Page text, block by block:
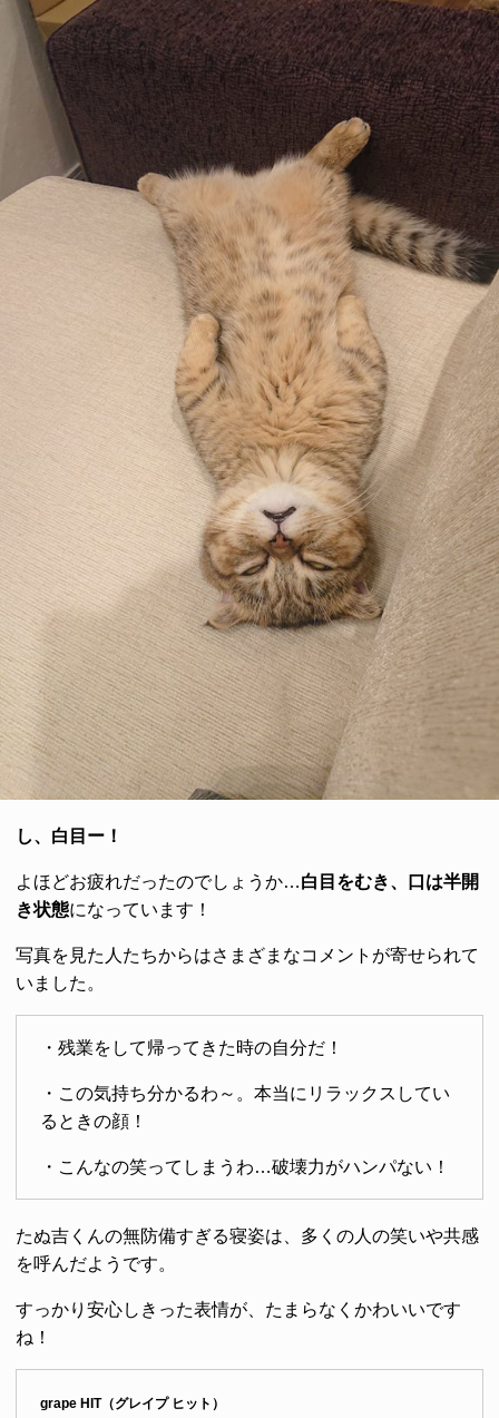
し、白目ー！
よほどお疲れだったのでしょうか…白目をむき、口は半開
き状態になっています！
写真を見た人たちからはさまざまなコメントが寄せられて
いました。
・残業をして帰ってきた時の自分だ！
・この気持ち分かるわ～。本当にリラックスしてい
るときの顔！
・こんなの笑ってしまうわ…破壊力がハンパない！
たぬ吉くんの無防備すぎる寝姿は、多くの人の笑いや共感
を呼んだようです。
すっかり安心しきった表情が、たまらなくかわいいです
ね！
grape HIT（グレイプ ヒット）